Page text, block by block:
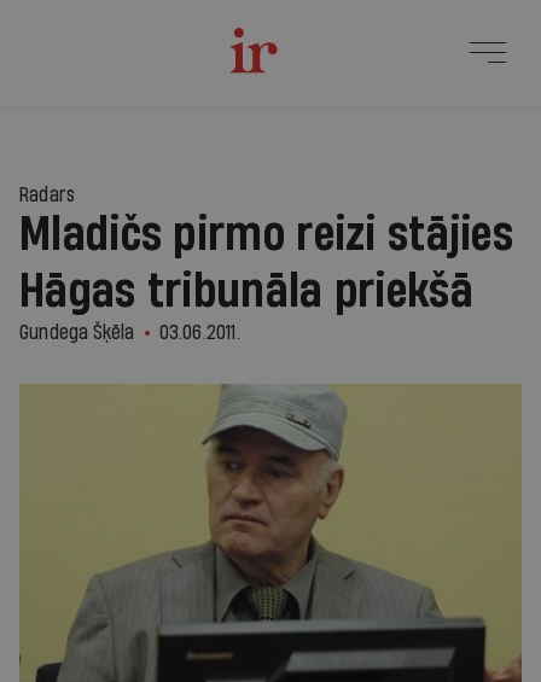
Radars
Mladičs pirmo reizi stājies
Hāgas tribunāla priekšā
Gundega Šķēla 03.06.2011.